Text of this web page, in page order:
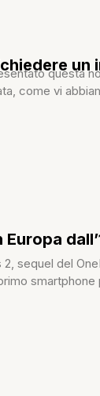
un
questa
come vi
sequel del
smartphone